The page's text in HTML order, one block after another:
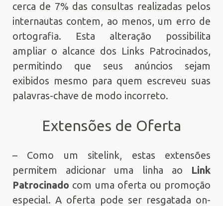
cerca de 7% das consultas realizadas pelos
internautas contem, ao menos, um erro de
ortografia. Esta alteração possibilita
ampliar o alcance dos Links Patrocinados,
permitindo que seus anúncios sejam
exibidos mesmo para quem escreveu suas
palavras-chave de modo incorreto.
Extensões de Oferta
– Como um sitelink, estas extensões
permitem adicionar uma linha ao Link
Patrocinado com uma oferta ou promoção
especial. A oferta pode ser resgatada on-